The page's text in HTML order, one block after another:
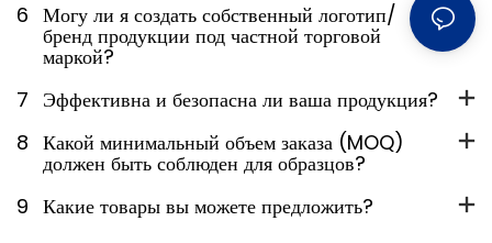
6 Могу ли я создать собственный логотип/
бренд продукции под частной торговой
маркой?
7 Эффективна и безопасна ли ваша продукция?
8 Какой минимальный объем заказа (MOQ)
должен быть соблюден для образцов?
9 Какие товары вы можете предложить?